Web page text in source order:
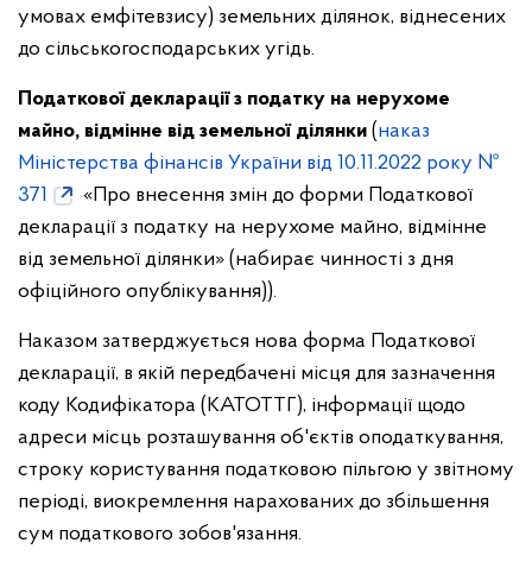
умовах емфітевзису) земельних ділянок, віднесених
до сільськогосподарських угідь.
Податкової декларації з податку на нерухоме
майно, відмінне від земельної ділянки (наказ
Міністерства фінансів України від 10.11.2022 року №
371
«Про внесення змін до форми Податкової
декларації з податку на нерухоме майно, відмінне
від земельної ділянки» (набирає чинності з дня
офіційного опублікування)).
Наказом затверджується нова форма Податкової
декларації, в якій передбачені місця для зазначення
коду Кодифікатора (КАТОТТГ), інформації щодо
адреси місць розташування об'єктів оподаткування,
строку користування податковою пільгою у звітному
періоді, виокремлення нарахованих до збільшення
сум податкового зобов'язання.